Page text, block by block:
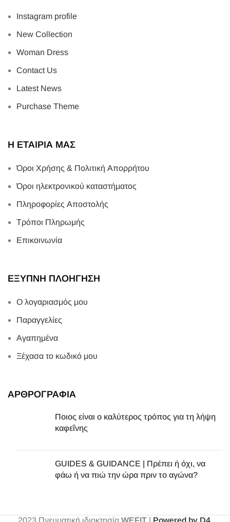
Instagram profile
New Collection
Woman Dress
Contact Us
Latest News
Purchase Theme
Η ΕΤΑΙΡΙΑ ΜΑΣ
Όροι Χρήσης & Πολιτική Απορρήτου
Όροι ηλεκτρονικού καταστήματος
Πληροφορίες Αποστολής
Τρόποι Πληρωμής
Επικοινωνία
ΕΞΥΠΝΗ ΠΛΟΗΓΗΣΗ
Ο λογαριασμός μου
Παραγγελίες
Αγαπημένα
Ξέχασα το κωδικό μου
ΑΡΘΡΟΓΡΑΦΙΑ
Ποιος είναι ο καλύτερος τρόπος για τη λήψη
καφεΐνης
GUIDES & GUIDANCE | Πρέπει ή όχι, να
φάω ή να πιώ την ώρα πριν το αγώνα?
2023 Πνευματική ιδιοκτησία WEFIT| Powered by D4.